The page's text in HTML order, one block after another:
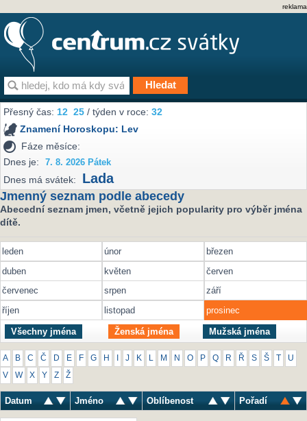
reklama
Přesný čas:12 25 / týden v roce:32
Znamení Horoskopu: Lev
Fáze měsíce:
Dnes je:
7. 8. 2026 Pátek
Dnes má svátek: Lada
Jmenný seznam podle abecedy
Abecední seznam jmen, včetně jejich popularity pro výběr jména
dítě.
leden únor
březen
duben
květen
červen
červenec
srpen
září
říjen
listopad prosinec
Všechny jména Ženská jména Mužská jména
A B C Č D E F G H J K M N O P Q R Ř S Š U
V W X Y Z Ž
Datum Jméno Oblíbenost Pořadí